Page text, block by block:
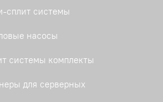
сплит системы
насосы
системы комплекты
для серверных